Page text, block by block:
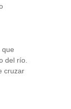
que
del río.
cruzar